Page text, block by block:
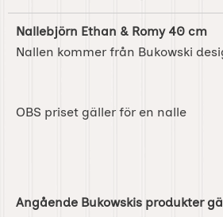
Nallebjörn Ethan & Romy 40 cm
Nallen kommer från Bukowski
OBS priset gäller för en nalle
Angående Bukowskis produkter